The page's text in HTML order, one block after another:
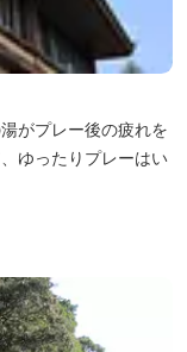
がプレー後の疲れを
ゆったりプレーはい